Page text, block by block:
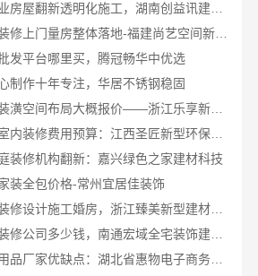
雨花区专业房屋翻新透明化施工，湖南创益讯建筑有限公司品质保障
新房家庭装修上门量房整体落地-福建尚艺空间新材料科技有限公司
发平台哪里买，腾冠畅华中优选
制作十年专注，华居不锈钢稳固
畅销家庭装潢空间布局大概报价——浙江乐享新材料
本地好用室内装修费用预算：江西圣匠新型环保材料有限公司
装修机构翻新：嘉兴绿色之家建材科技
装全包价格-常州宜居佳装饰
直营住宅装修设计施工婚房，浙江臻美新型建材有限公司品质打造
靠谱全屋装修公司多少钱，南通宏域全宅装饰建材有限公司
推荐母婴用品厂家优缺点：湖北省惠物电子商务有限公司